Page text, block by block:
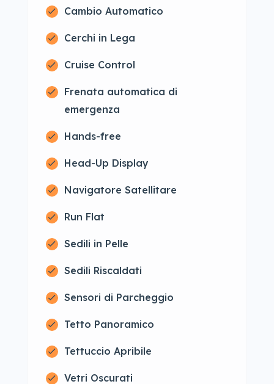
Cambio Automatico
Cerchi in Lega
Cruise Control
Frenata automatica di
emergenza
Hands-free
Head-Up Display
Navigatore Satellitare
Run Flat
Sedili in Pelle
Sedili Riscaldati
Sensori di Parcheggio
Tetto Panoramico
Tettuccio Apribile
Vetri Oscurati